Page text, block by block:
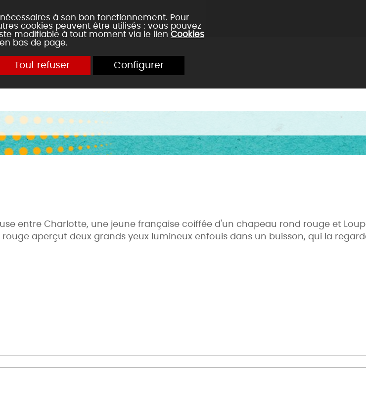
à son bon fonctionnement. Pour
cookies peuvent être utilisés : vous pouvez
modifiable à tout moment via le lien Cookies
en bas de page.
Tout refuser Configurer
entre Charlotte, une jeune française coiffée d'un chapeau rond rouge et
aperçut deux grands yeux lumineux enfouis dans un buisson, qui la